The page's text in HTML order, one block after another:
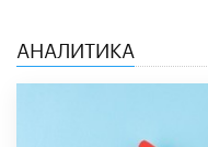
АНАЛИТИКА